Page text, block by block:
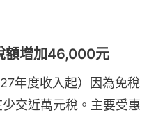
額增加46,000元
年度收入起）因為免稅
交近萬元稅。主要受惠